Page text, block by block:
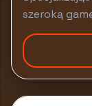
szeroką